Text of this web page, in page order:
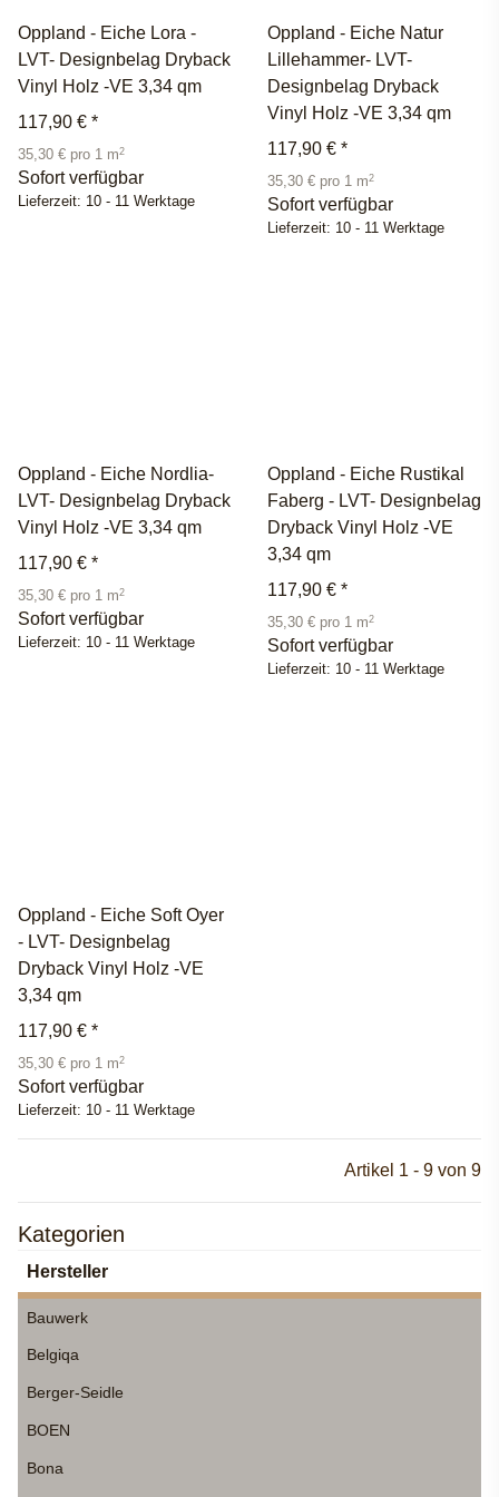
Oppland - Eiche Lora -
LVT- Designbelag Dryback
Vinyl Holz -VE 3,34 qm
117,90 € *
35,30 € pro 1 m2
Sofort verfügbar
Lieferzeit: 10 - 11 Werktage
Oppland - Eiche Natur
Lillehammer- LVT-
Designbelag Dryback
Vinyl Holz -VE 3,34 qm
117,90 € *
35,30 € pro 1 m2
Sofort verfügbar
Lieferzeit: 10 - 11 Werktage
Oppland - Eiche Nordlia-
LVT- Designbelag Dryback
Vinyl Holz -VE 3,34 qm
117,90 € *
35,30 € pro 1 m2
Sofort verfügbar
Lieferzeit: 10 - 11 Werktage
Oppland - Eiche Rustikal
Faberg - LVT- Designbelag
Dryback Vinyl Holz -VE
3,34 qm
117,90 € *
35,30 € pro 1 m2
Sofort verfügbar
Lieferzeit: 10 - 11 Werktage
Oppland - Eiche Soft Oyer
- LVT- Designbelag
Dryback Vinyl Holz -VE
3,34 qm
117,90 € *
35,30 € pro 1 m2
Sofort verfügbar
Lieferzeit: 10 - 11 Werktage
Artikel 1 - 9 von 9
Kategorien
Hersteller
Bauwerk
Belgiqa
Berger-Seidle
BOEN
Bona